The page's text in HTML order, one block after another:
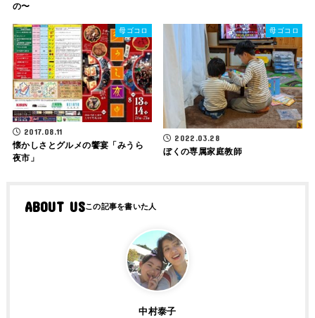
の〜
母ゴコロ
2017.08.11
懐かしさとグルメの饗宴「みうら
夜市」
母ゴコロ
2022.03.28
ぼくの専属家庭教師
ABOUT US
中村泰子